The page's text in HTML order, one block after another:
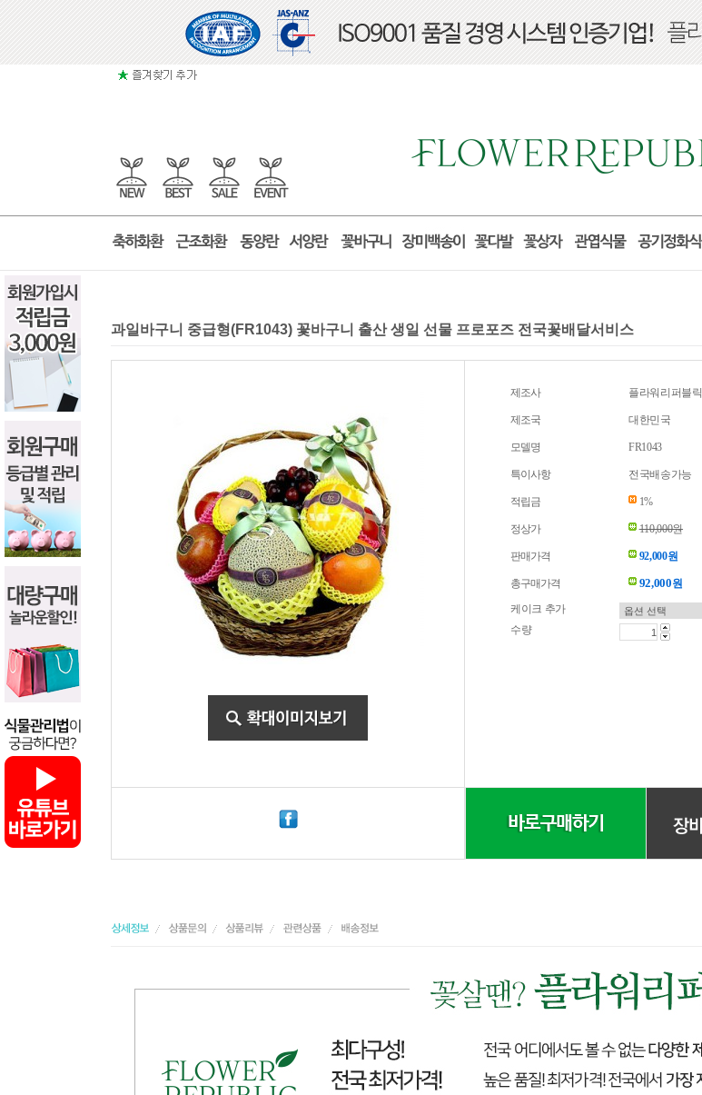
과일바구니 중급형(FR1043) 꽃바구니 출산 생일 선물 프로포즈 전국꽃배달서비스
제조사 플라워리퍼블릭
제조국 대한민국
모델명 FR1043
특이사항 전국배송가능
적립금 1%
정상가 110,000원
판매가격 92,000원
총구매가격 92,000원
케이크 추가
수량